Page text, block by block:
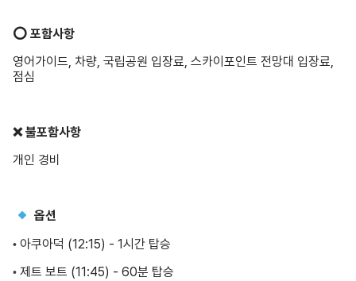
⭕️ 포함사항
영어가이드, 차량, 국립공원 입장료, 스카이포인트 전망대 입장료,
점심
❌ 불포함사항
개인 경비
옵션
• 아쿠아덕 (12:15) - 1시간 탑승
• 제트 보트 (11:45) - 60분 탑승